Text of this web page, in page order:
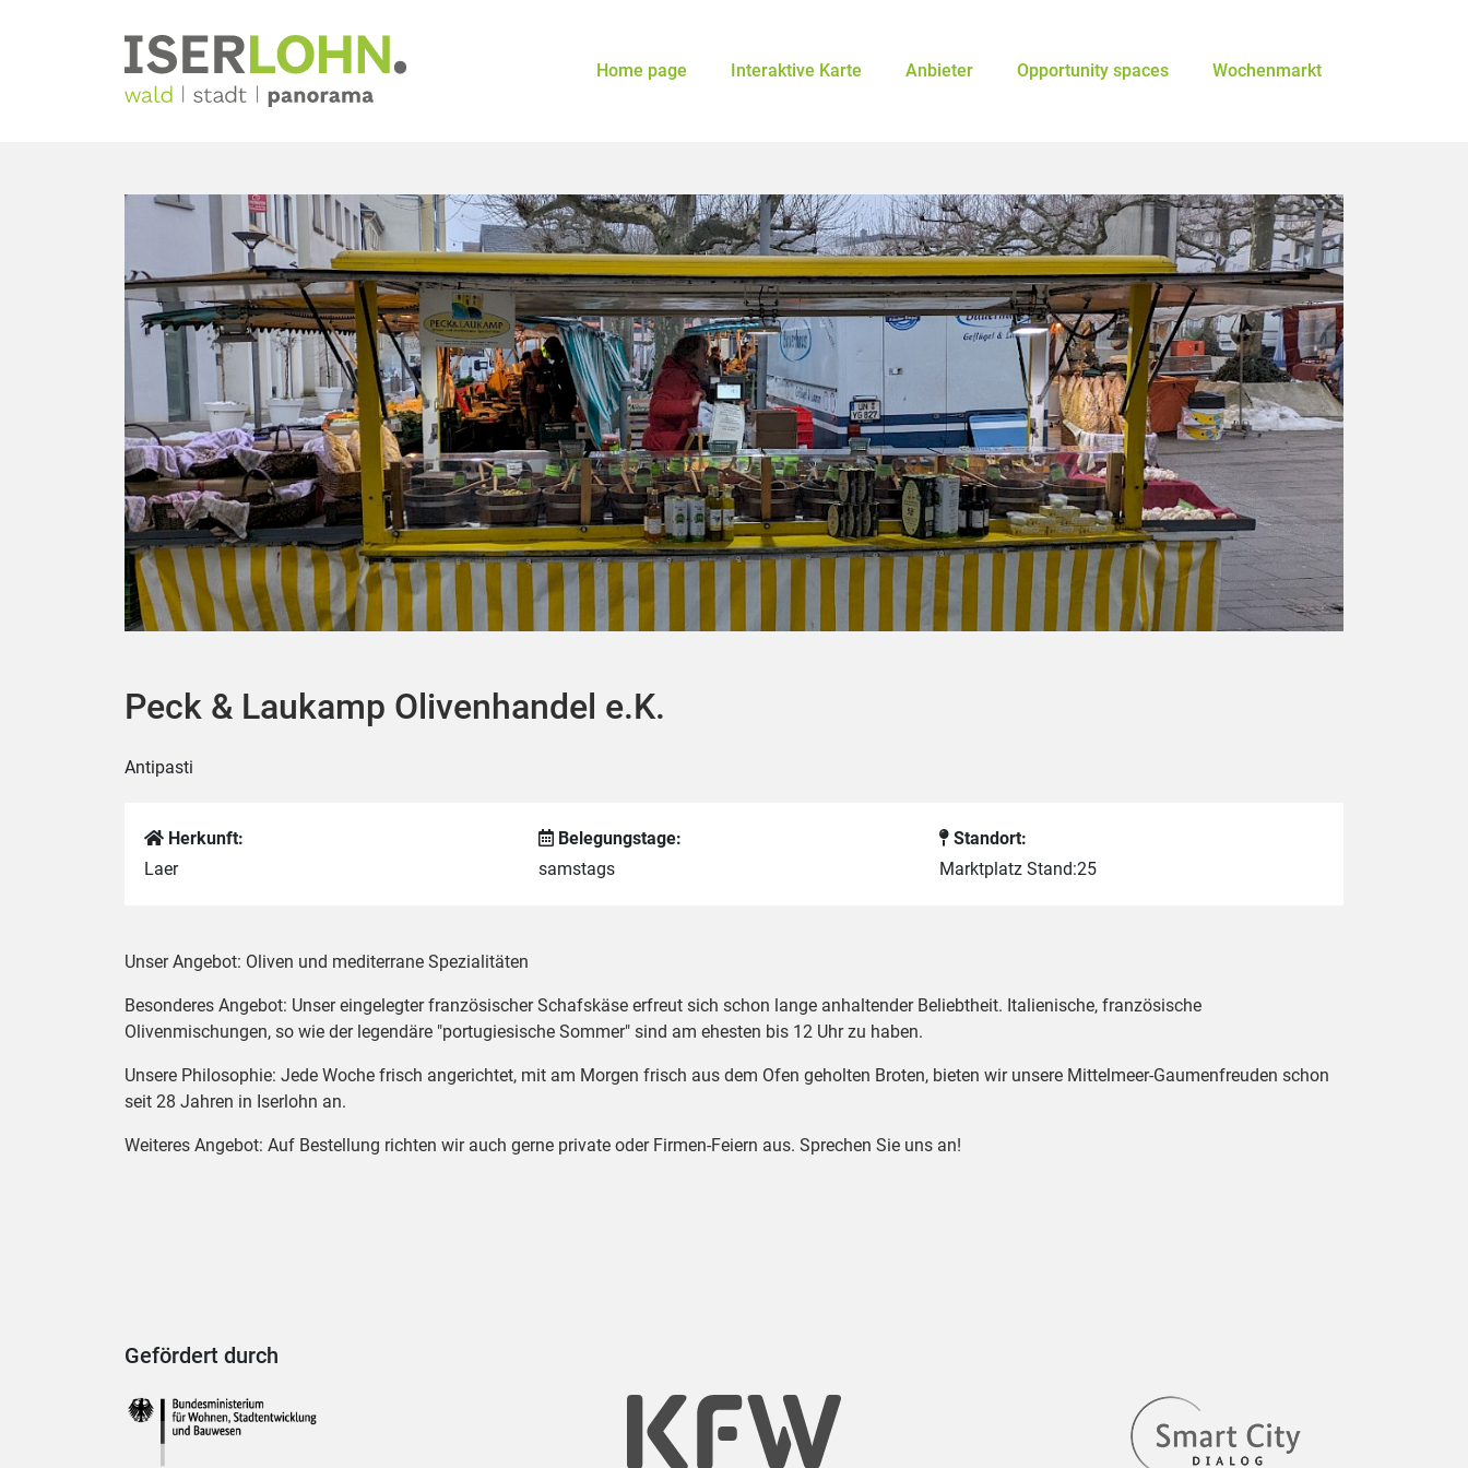
Home page Interaktive Karte Anbieter Opportunity spaces Wochenmarkt
Peck & Laukamp Olivenhandel e.K.
Antipasti
Herkunft:
Laer
Belegungstage:
samstags
Standort:
Marktplatz Stand:25
Unser Angebot: Oliven und mediterrane Spezialitäten
Besonderes Angebot: Unser eingelegter französischer Schafskäse erfreut sich schon lange anhaltender Beliebtheit. Italienische, französische
Olivenmischungen, so wie der legendäre "portugiesische Sommer" sind am ehesten bis 12 Uhr zu haben.
Unsere Philosophie: Jede Woche frisch angerichtet, mit am Morgen frisch aus dem Ofen geholten Broten, bieten wir unsere Mittelmeer-Gaumenfreuden schon
seit 28 Jahren in Iserlohn an.
Weiteres Angebot: Auf Bestellung richten wir auch gerne private oder Firmen-Feiern aus. Sprechen Sie uns an!
Gefördert durch